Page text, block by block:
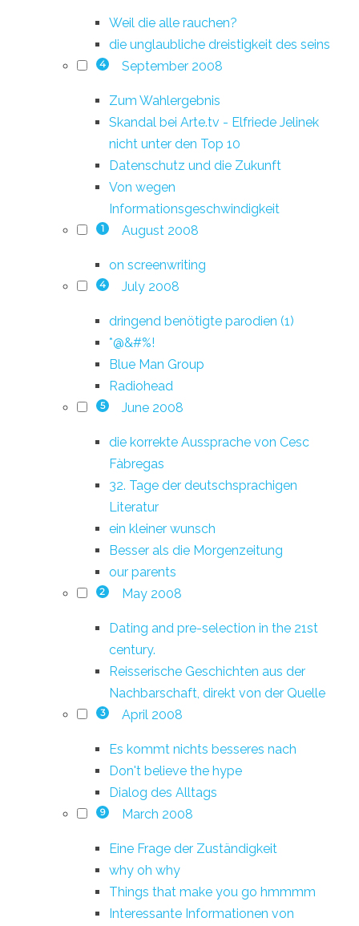
Weil die alle rauchen?
die unglaubliche dreistigkeit des seins
4 September 2008
Zum Wahlergebnis
Skandal bei Arte.tv - Elfriede Jelinek
nicht unter den Top 10
Datenschutz und die Zukunft
Von wegen
Informationsgeschwindigkeit
1 August 2008
on screenwriting
4 July 2008
dringend benötigte parodien (1)
*@&#%!
Blue Man Group
Radiohead
5 June 2008
die korrekte Aussprache von Cesc
Fàbregas
32. Tage der deutschsprachigen
Literatur
ein kleiner wunsch
Besser als die Morgenzeitung
our parents
2 May 2008
Dating and pre-selection in the 21st
century.
Reisserische Geschichten aus der
Nachbarschaft, direkt von der Quelle
3 April 2008
Es kommt nichts besseres nach
Don't believe the hype
Dialog des Alltags
9 March 2008
Eine Frage der Zuständigkeit
why oh why
Things that make you go hmmmm
Interessante Informationen von